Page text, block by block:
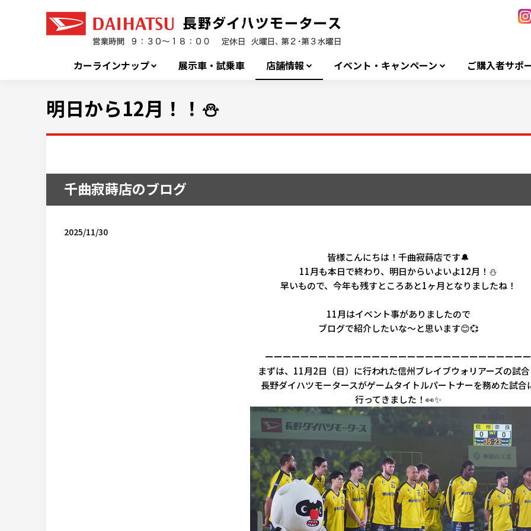
カーラインナップ 展示車・試乗車 店舗情報 イベント・キャンペーン ご購入者サポ
明日から12月！！⛄
千曲寂蒔店のブログ
2025/11/30
皆様こんにちは！千曲寂蒔店です🔔
11月も本日で終わり、明日からいよいよ12月！⛄
早いもので、今年も残すところあと1ヶ月となりましたね！
11月はイベント事がありましたので
ブログで紹介したいな～と思います😊💞
ーーーーーーーーーーーーーーーーーーーーーーーーーーーーーー
まずは、11月2日（日）に行われた信州ブレイブウォリアーズの試
長野ダイハツモータースがゲームタイトルパートナーを務めた試合
行ってきました！👀✨